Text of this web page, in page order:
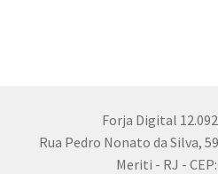
Forja Digital
Rua Pedro Nonato da Silva,
Meriti - RJ -